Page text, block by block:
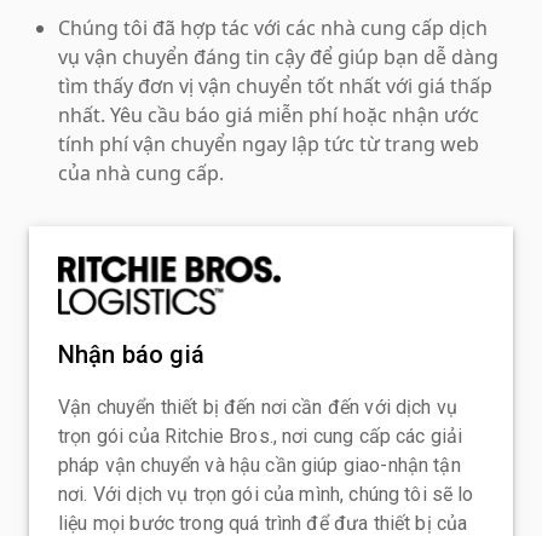
Chúng tôi đã hợp tác với các nhà cung cấp dịch
vụ vận chuyển đáng tin cậy để giúp bạn dễ dàng
tìm thấy đơn vị vận chuyển tốt nhất với giá thấp
nhất. Yêu cầu báo giá miễn phí hoặc nhận ước
tính phí vận chuyển ngay lập tức từ trang web
của nhà cung cấp.
Nhận báo giá
Vận chuyển thiết bị đến nơi cần đến với dịch vụ
trọn gói của Ritchie Bros., nơi cung cấp các giải
pháp vận chuyển và hậu cần giúp giao-nhận tận
nơi. Với dịch vụ trọn gói của mình, chúng tôi sẽ lo
liệu mọi bước trong quá trình để đưa thiết bị của